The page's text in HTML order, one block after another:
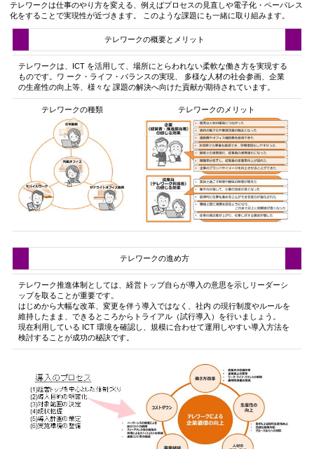
テレワークは仕事のやり方を変える、例えばプロセスの見直しや電子化・ペーパレス
化をすることで実現性が近づきます。 このような課題にも一緒に取り組みます。
テレワークの概要とメリット
テレワークは、ICT を活用して、場所にとらわれない柔軟な働き方を実現する
ものです。ワ ーク・ライフ・バランスの実現、 多様な人材の社会参画、企業
の生産性の向上等、様々な 課題の解決へ向けた貢献が期待されています。
テレワークの種類 テレワークのメリット
テレワークの進め方
テレワーク推進体制としては、経営トップ自らが導入の意思を示しリーダーシ
ップを取ることが重要です。
はじめから大幅な改革、変更を伴う導入ではなく、社内 の現行制度やルールを
維持したまま、できるところからトライアル（試行導入）を行いましょう。
現在利用している ICT 環境を確認し、規模に合わせて運用しやすい導入方法を
検討することが成功の秘訣です。